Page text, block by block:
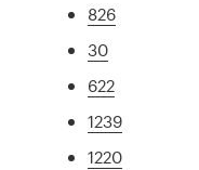
826
30
622
1239
1220